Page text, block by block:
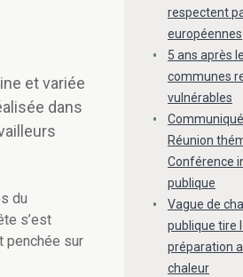
et variée
dans
du
s’est
penchée sur
respectent
européennes
5 ans après
communes
vulnérables
Réunion
Conférence
publique
Vague de
publique tire
préparation
chaleur